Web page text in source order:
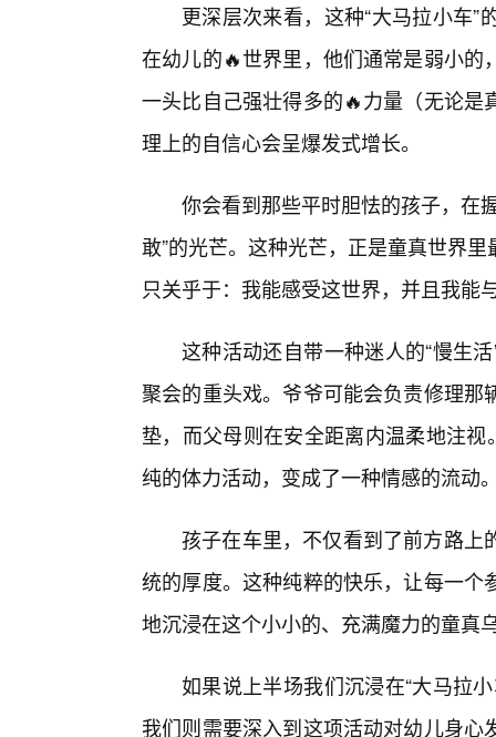
更深层次来看，这种“大马拉小车
在幼儿的🔥世界里，他们通常是弱小
一头比自己强壮得多的🔥力量（无论
理上的自信心会呈爆发式增长。
你会看到那些平时胆怯的孩子，在
敢”的光芒。这种光芒，正是童真世界
只关乎于：我能感受这世界，并且我能
这种活动还自带一种迷人的“慢生
聚会的重头戏。爷爷可能会负责修理
垫，而父母则在安全距离内温柔地注
纯的体力活动，变成了一种情感的流动
孩子在车里，不仅看到了前方路上
统的厚度。这种纯粹的快乐，让每一
地沉浸在这个小小的、充满魔力的童真
如果说上半场我们沉浸在“大马拉
我们则需要深入到这项活动对幼儿身